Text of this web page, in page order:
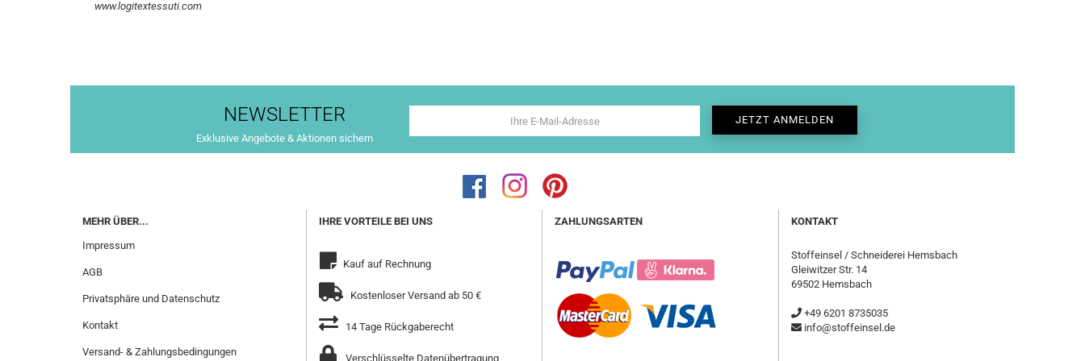
www.logitextessuti.com
NEWSLETTER
Exklusive Angebote & Aktionen sichern
MEHR ÜBER...
Impressum
AGB
Privatsphäre und Datenschutz
Kontakt
Versand- & Zahlungsbedingungen
IHRE VORTEILE BEI UNS
Kauf auf Rechnung
Kostenloser Versand ab 50 €
14 Tage Rückgaberecht
Verschlüsselte Datenübertragung
ZAHLUNGSARTEN KONTAKT
Stoffeinsel / Schneiderei Hemsbach
Gleiwitzer Str. 14
69502 Hemsbach
+49 6201 8735035
info@stoffeinsel.de